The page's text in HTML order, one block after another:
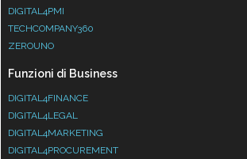
DIGITAL4PMI
TECHCOMPANY360
ZEROUNO
Funzioni di Business
DIGITAL4FINANCE
DIGITAL4LEGAL
DIGITAL4MARKETING
DIGITAL4PROCUREMENT